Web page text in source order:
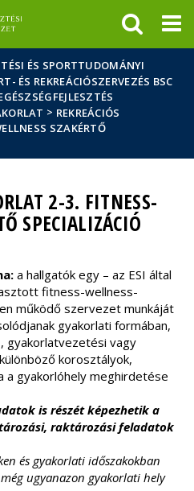
a
ÉS SPORTTUDOMÁNYI
ÉS REKREÁCIÓSZERVEZÉS BSC
> REKREÁCIÓS
SZAKÉRTŐ
2-3. FITNESS-
SPECIALIZÁCIÓ
a hallgatók egy – az ESI által
fitness-wellness-
működő szervezet munkáját
gyakorlati formában,
gyakorlatvezetési vagy
korosztályok,
a gyakorlóhely meghirdetése
is részét képezhetik a
raktározási feladatok
és gyakorlati időszakokban
ugyanazon gyakorlati hely